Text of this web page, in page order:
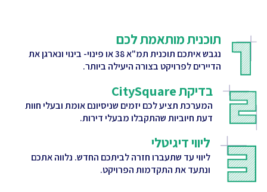
תוכנית מותאמת לכם
נגבש איתכם תוכנית תמ"א 38 או פינוי- בינוי ונארגן את
הדיירים לפרויקט בצורה היעילה ביותר.
בדיקת CitySquare
המערכת תציע לכם יזמים שניסיונם אומת ובעלי חוות
דעת חיוביות שהתקבלו מבעלי דירות.
ליווי דיגיטלי
ליווי עד שתעברו חזרה לביתכם החדש. נלווה אתכם
ונתעד את התקדמות הפרויקט.